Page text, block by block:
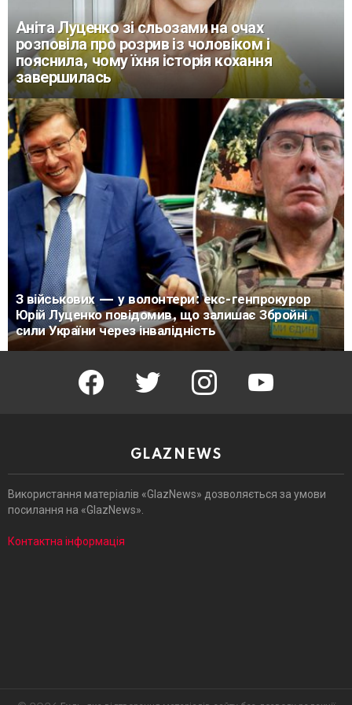
Аніта Луценко зі сльозами на очах
розповіла про розрив із чоловіком і
пояснила, чому їхня історія кохання
завершилась
З військових — у волонтери: екс-генпрокурор
Юрій Луценко повідомив, що залишає Збройні
сили України через інвалідність
facebook twitter instagram youtube
GLAZNEWS
Використання матеріалів «GlazNews» дозволяється за умови
посилання на «GlazNews».
Контактна інформація